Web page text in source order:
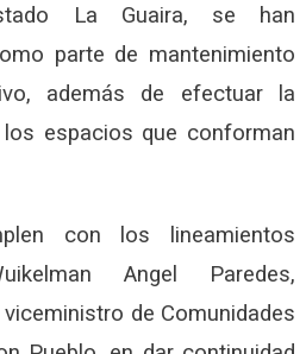
La Guaira, se han
parte de mantenimiento
además de efectuar la
espacios que conforman
con los lineamientos
Angel Paredes,
de Comunidades